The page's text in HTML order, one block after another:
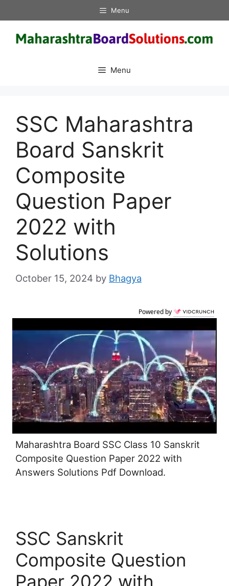
to
content
Menu
Menu
SSC Maharashtra
Board Sanskrit
Composite
Question Paper
2022 with
Solutions
October 15, 2024 by Bhagya
Powered by
Maharashtra Board SSC Class 10 Sanskrit
Composite Question Paper 2022 with
Answers Solutions Pdf Download.
SSC Sanskrit
Composite Question
Paper 2022 with